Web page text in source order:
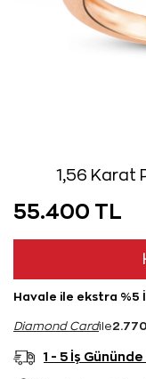
1,56 Karat
55.400 TL
Havale ile ekstra %5
Diamond Cardile
1 - 5 İş